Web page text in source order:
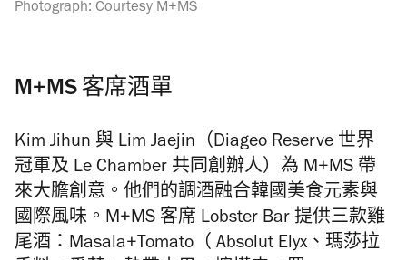
Photograph: Courtesy M+MS
M+MS 客席酒單
Kim Jihun 與 Lim Jaejin（Diageo Reserve 世界
冠軍及 Le Chamber 共同創辦人）為 M+MS 帶
來大膽創意。他們的調酒融合韓國美食元素與
國際風味。M+MS 客席 Lobster Bar 提供三款雞
尾酒：Masala+Tomato（ Absolut Elyx、瑪莎拉